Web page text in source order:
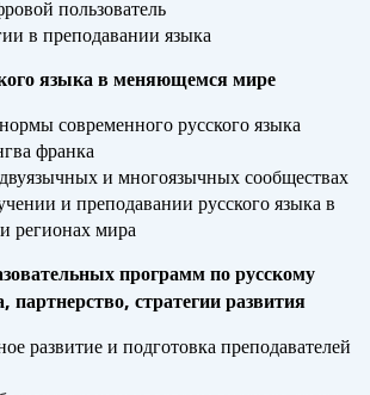
пользователь
в преподавании языка
языка в меняющемся мире
современного русского языка
франка
и многоязычных сообществах
и преподавании русского языка в
регионах мира
программ по русскому
партнерство, стратегии развития
развитие и подготовка преподавателей